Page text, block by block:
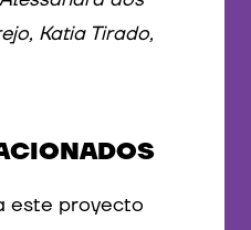
Katia Tirado,
este proyecto